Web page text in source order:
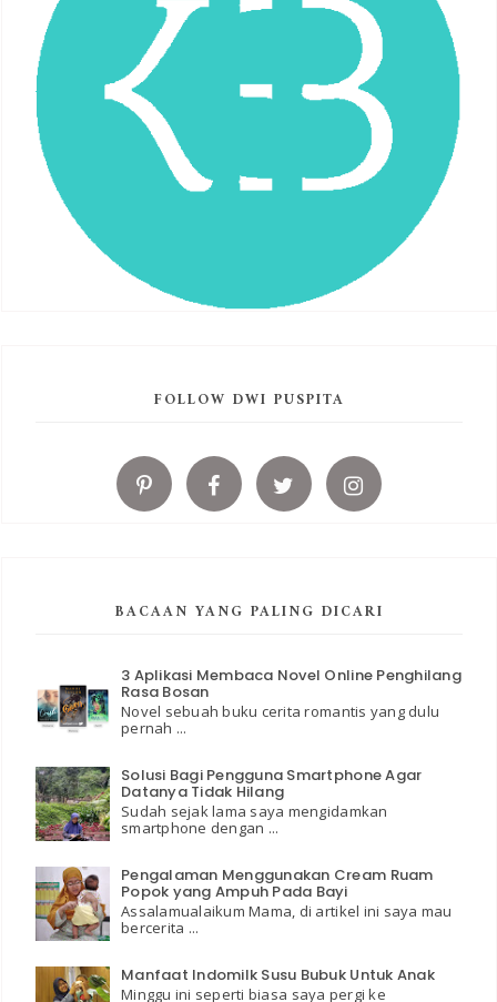
FOLLOW DWI PUSPITA
BACAAN YANG PALING DICARI
3 Aplikasi Membaca Novel Online Penghilang
Rasa Bosan
Novel sebuah buku cerita romantis yang dulu
pernah ...
Solusi Bagi Pengguna Smartphone Agar
Datanya Tidak Hilang
Sudah sejak lama saya mengidamkan
smartphone dengan ...
Pengalaman Menggunakan Cream Ruam
Popok yang Ampuh Pada Bayi
Assalamualaikum Mama, di artikel ini saya mau
bercerita ...
Manfaat Indomilk Susu Bubuk Untuk Anak
Minggu ini seperti biasa saya pergi ke